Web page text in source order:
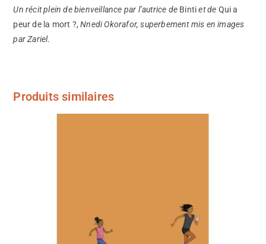
Un récit plein de bienveillance par l’autrice de Bintiet de Qui a
peur de la mort ?,Nnedi Okorafor, superbement mis en images
par Zariel.
Produits similaires